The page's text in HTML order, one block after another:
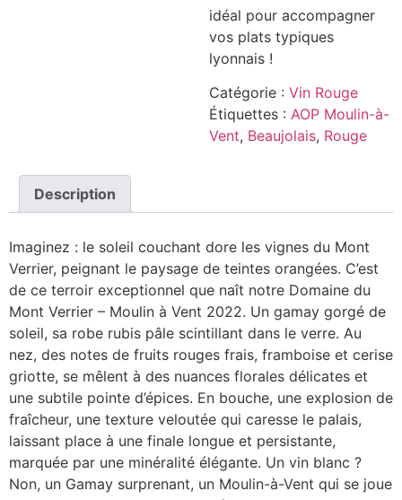
idéal pour accompagner
vos plats typiques
lyonnais !
Catégorie : Vin Rouge
Étiquettes : AOP Moulin-à-
Vent, Beaujolais, Rouge
Description
Imaginez : le soleil couchant dore les vignes du Mont
Verrier, peignant le paysage de teintes orangées. C’est
de ce terroir exceptionnel que naît notre Domaine du
Mont Verrier – Moulin à Vent 2022. Un gamay gorgé de
soleil, sa robe rubis pâle scintillant dans le verre. Au
nez, des notes de fruits rouges frais, framboise et cerise
griotte, se mêlent à des nuances florales délicates et
une subtile pointe d’épices. En bouche, une explosion de
fraîcheur, une texture veloutée qui caresse le palais,
laissant place à une finale longue et persistante,
marquée par une minéralité élégante. Un vin blanc ?
Non, un Gamay surprenant, un Moulin-à-Vent qui se joue